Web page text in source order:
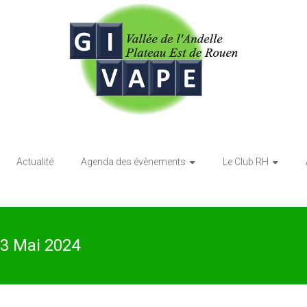
Actualité Agenda des évènements Le Club RH
Mai 2024